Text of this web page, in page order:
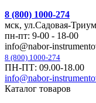
8 (800) 1000-274
мск, ул.Садовая-
пн-пт: 9-00 - 18-00
info@nabor-
8 (800) 1000-274
ПН-ПТ: 09.00-18.00
info@nabor-
Каталог товаров